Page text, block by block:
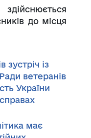
до місця
зустріч із
ветеранів
України
має